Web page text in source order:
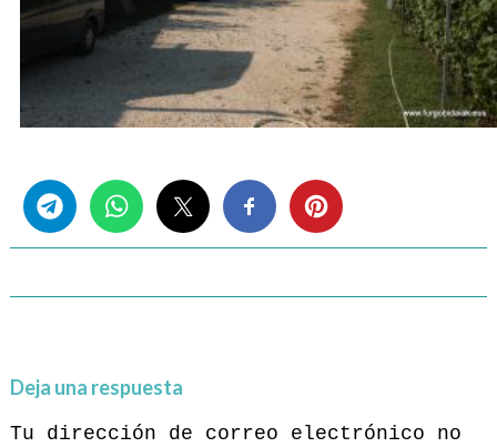
Deja una respuesta
Tu dirección de correo electrónico no